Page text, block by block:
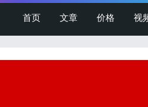
首页 文章 价格 视